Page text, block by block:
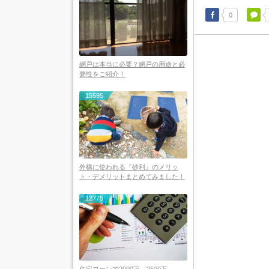
0
網戸は本当に必要？網戸の用途と必
要性をご紹介！
15595
外構に使われる『砂利』のメリッ
ト・デメリットまとめてみました！
12775